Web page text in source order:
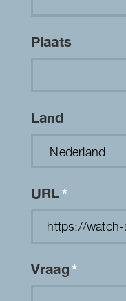
Plaats
Land
URL*
Vraag*